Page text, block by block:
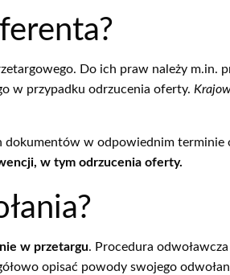
Do ich praw należy m.in.
w przypadku odrzucenia oferty.
w odpowiednim terminie
w tym odrzucenia oferty.
w przetargu. Procedura
opisać powody swojego